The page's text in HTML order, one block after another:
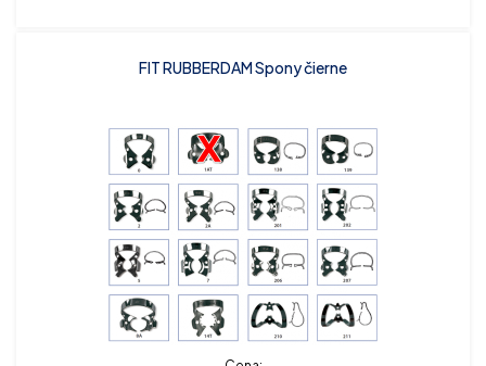
FIT RUBBERDAM Spony čierne